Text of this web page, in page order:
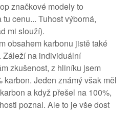
značkové modely to
cenu... Tuhost výborná,
mi slouží).
obsahem karbonu jistě také
Záleží na individuální
zkušenost, z hliníku jsem
karbon. Jeden známý však měl
a když přešel na 100%,
poznal. Ale to je vše dost